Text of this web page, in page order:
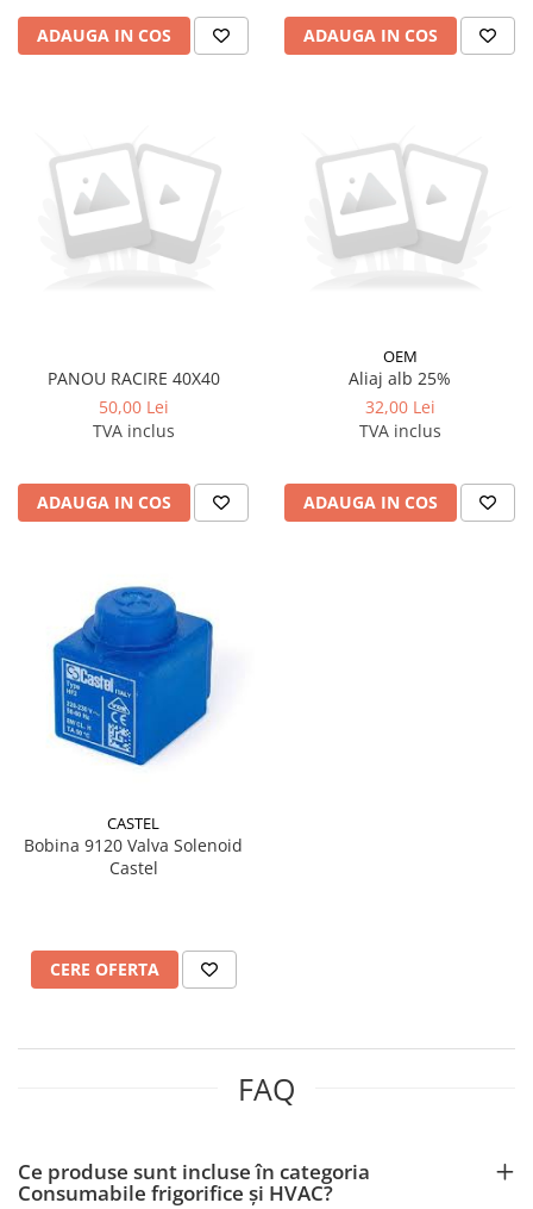
ADAUGA IN COS ADAUGA IN COS
PANOU RACIRE 40X40
50,00 Lei
TVA inclus
ADAUGA IN COS
OEM
Aliaj alb 25%
32,00 Lei
TVA inclus
ADAUGA IN COS
CASTEL
Bobina 9120 Valva Solenoid
Castel
CERE OFERTA
FAQ
Ce produse sunt incluse în categoria
Consumabile frigorifice și HVAC?